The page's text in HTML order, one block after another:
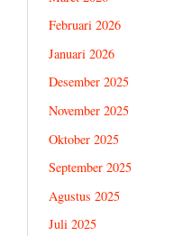
Februari 2026
Januari 2026
Desember 2025
November 2025
Oktober 2025
September 2025
Agustus 2025
Juli 2025